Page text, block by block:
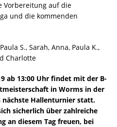
Vorbereitung auf die
und die kommenden
S., Sarah, Anna, Paula K.,
Charlotte
ab 13:00 Uhr findet mit der B-
in Worms in der
nächste Hallenturnier statt.
sicherlich über zahlreiche
an diesem Tag freuen, bei